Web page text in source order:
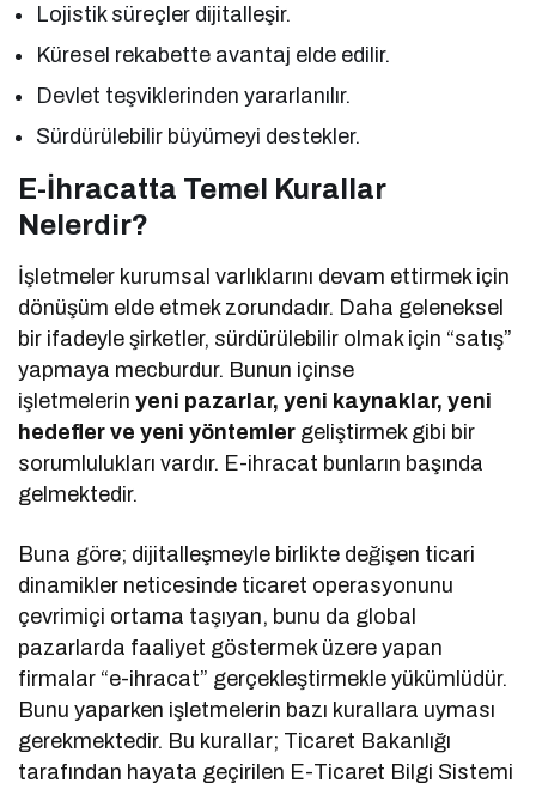
Lojistik süreçler dijitalleşir.
Küresel rekabette avantaj elde edilir.
Devlet teşviklerinden yararlanılır.
Sürdürülebilir büyümeyi destekler.
E-İhracatta Temel Kurallar
Nelerdir?
İşletmeler kurumsal varlıklarını devam ettirmek için
dönüşüm elde etmek zorundadır. Daha geleneksel
bir ifadeyle şirketler, sürdürülebilir olmak için “satış”
yapmaya mecburdur. Bunun içinse
işletmelerinyeni pazarlar, yeni kaynaklar, yeni
hedefler ve yeni yöntemler geliştirmek gibi bir
sorumlulukları vardır. E-ihracat bunların başında
gelmektedir.
Buna göre; dijitalleşmeyle birlikte değişen ticari
dinamikler neticesinde ticaret operasyonunu
çevrimiçi ortama taşıyan, bunu da global
pazarlarda faaliyet göstermek üzere yapan
firmalar “e-ihracat” gerçekleştirmekle yükümlüdür.
Bunu yaparken işletmelerin bazı kurallara uyması
gerekmektedir. Bu kurallar; Ticaret Bakanlığı
tarafından hayata geçirilen E-Ticaret Bilgi Sistemi